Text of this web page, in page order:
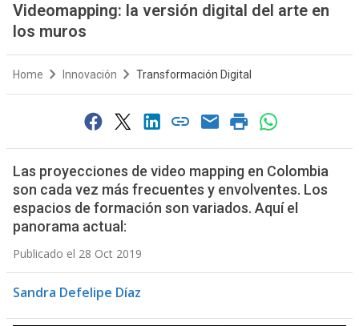
Videomapping: la versión digital del arte en
los muros
Home Innovación Transformación Digital
Las proyecciones de video mapping en Colombia
son cada vez más frecuentes y envolventes. Los
espacios de formación son variados. Aquí el
panorama actual:
Publicado el 28 Oct 2019
Sandra Defelipe Díaz